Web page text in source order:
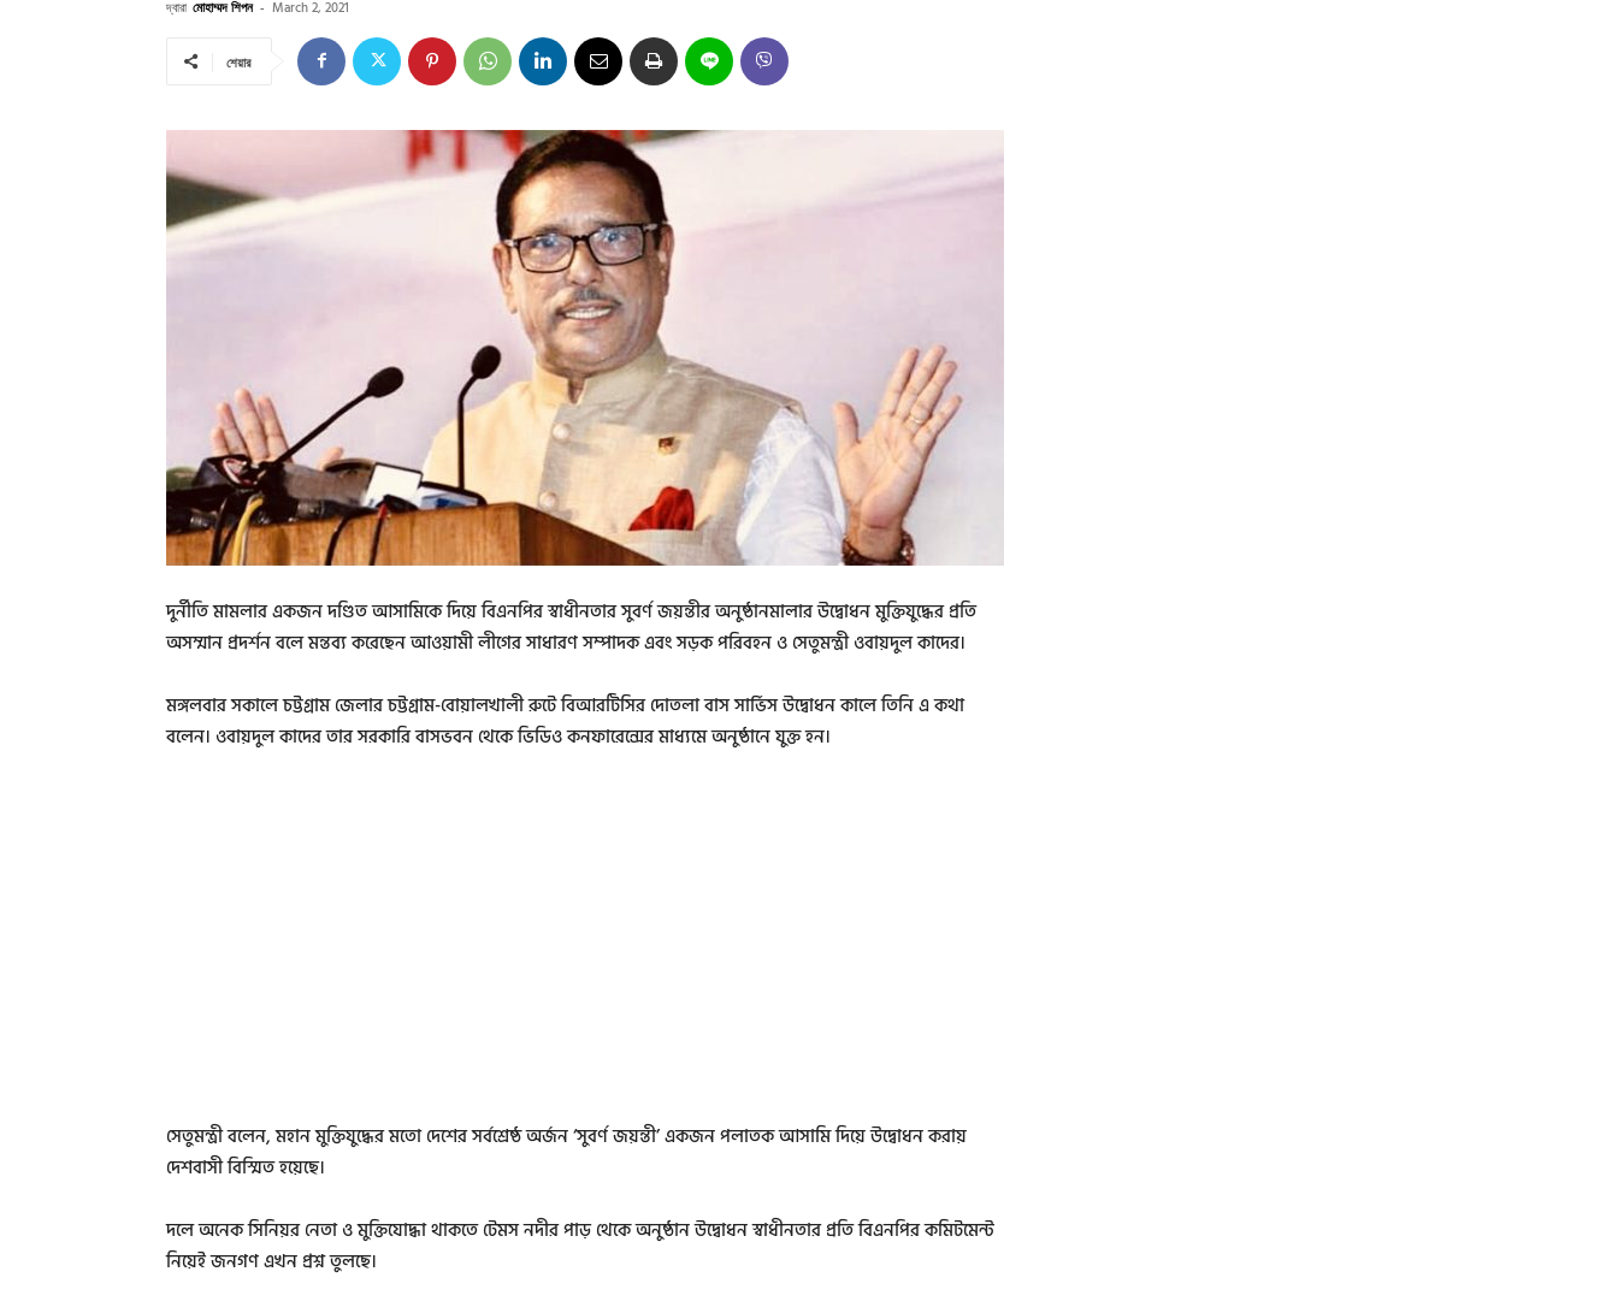
দ্বারা মোহাম্মদ শিপন - March 2, 2021
শেয়ার
দুর্নীতি মামলার একজন দণ্ডিত আসামিকে দিয়ে বিএনপির স্বাধীনতার সুবর্ণ জয়ন্তীর অনুষ্ঠানমালার উদ্বোধন মুক্তিযুদ্ধের প্রতি
অসম্মান প্রদর্শন বলে মন্তব্য করেছেন আওয়ামী লীগের সাধারণ সম্পাদক এবং সড়ক পরিবহন ও সেতুমন্ত্রী ওবায়দুল কাদের।
মঙ্গলবার সকালে চট্টগ্রাম জেলার চট্টগ্রাম-বোয়ালখালী রুটে বিআরটিসির দোতলা বাস সার্ভিস উদ্বোধন কালে তিনি এ কথা
বলেন। ওবায়দুল কাদের তার সরকারি বাসভবন থেকে ভিডিও কনফারেন্সের মাধ্যমে অনুষ্ঠানে যুক্ত হন।
সেতুমন্ত্রী বলেন, মহান মুক্তিযুদ্ধের মতো দেশের সর্বশ্রেষ্ঠ অর্জন ‘সুবর্ণ জয়ন্তী’ একজন পলাতক আসামি দিয়ে উদ্বোধন করায়
দেশবাসী বিস্মিত হয়েছে।
দলে অনেক সিনিয়র নেতা ও মুক্তিযোদ্ধা থাকতে টেমস নদীর পাড় থেকে অনুষ্ঠান উদ্বোধন স্বাধীনতার প্রতি বিএনপির কমিটমেন্ট
নিয়েই জনগণ এখন প্রশ্ন তুলছে।